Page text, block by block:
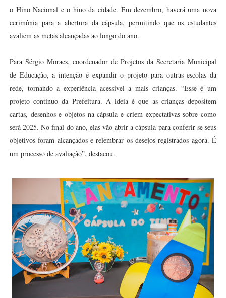
o Hino Nacional e o hino da cidade. Em dezembro, haverá uma nova
cerimônia para a abertura da cápsula, permitindo que os estudantes
avaliem as metas alcançadas ao longo do ano.
Para Sérgio Moraes, coordenador de Projetos da Secretaria Municipal
de Educação, a intenção é expandir o projeto para outras escolas da
rede, tornando a experiência acessível a mais crianças. “Esse é um
projeto contínuo da Prefeitura. A ideia é que as crianças depositem
cartas, desenhos e objetos na cápsula e criem expectativas sobre como
será 2025. No final do ano, elas vão abrir a cápsula para conferir se seus
objetivos foram alcançados e relembrar os desejos registrados agora. É
um processo de avaliação”, destacou.